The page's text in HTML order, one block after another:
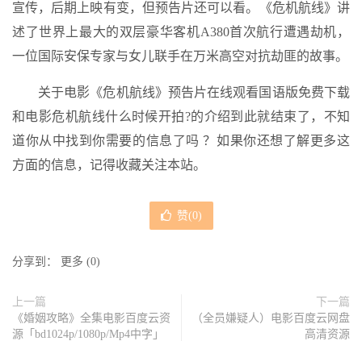
宣传，后期上映有变，但预告片还可以看。《危机航线》讲
述了世界上最大的双层豪华客机A380首次航行遭遇劫机，
一位国际安保专家与女儿联手在万米高空对抗劫匪的故事。
关于电影《危机航线》预告片在线观看国语版免费下载
和电影危机航线什么时候开拍?的介绍到此就结束了，不知
道你从中找到你需要的信息了吗 ？如果你还想了解更多这
方面的信息，记得收藏关注本站。
赞(0)
分享到： 更多 (0)
上一篇
《婚姻攻略》全集电影百度云资
源「bd1024p/1080p/Mp4中字」
下一篇
（全员嫌疑人）电影百度云网盘
高清资源